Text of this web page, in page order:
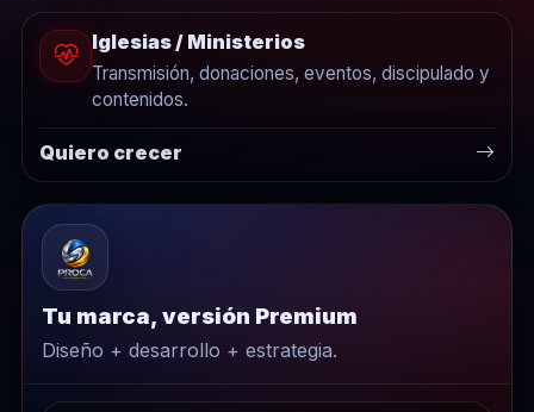
Iglesias / Ministerios
Transmisión, donaciones, eventos, discipulado y
contenidos.
Quiero crecer
Tu marca, versión Premium
Diseño + desarrollo + estrategia.